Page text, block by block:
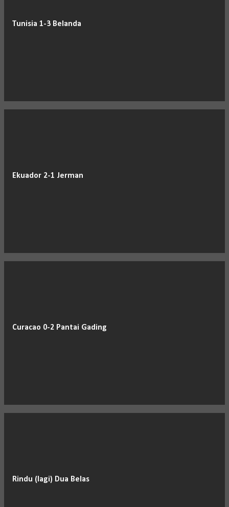
Tunisia 1-3 Belanda
Ekuador 2-1 Jerman
Curacao 0-2 Pantai Gading
Rindu (lagi) Dua Belas